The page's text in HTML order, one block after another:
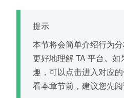
提示
本节将会简单介绍行为
更好地理解 TA 平台。
趣，可以点击进入对应
看本章节前，建议您先